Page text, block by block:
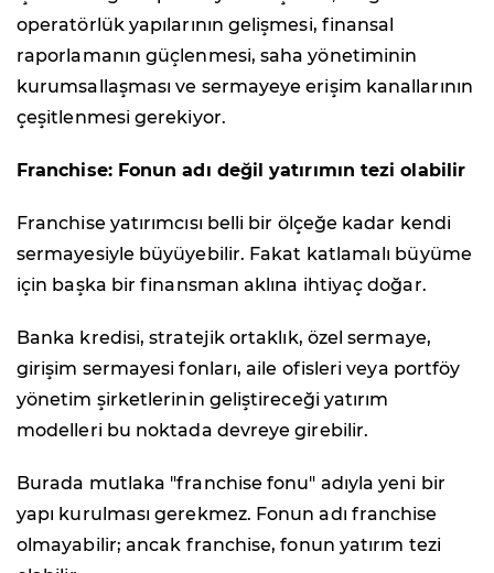
operatörlük yapılarının gelişmesi, finansal
raporlamanın güçlenmesi, saha yönetiminin
kurumsallaşması ve sermayeye erişim kanallarının
çeşitlenmesi gerekiyor.
Franchise: Fonun adı değil yatırımın tezi olabilir
Franchise yatırımcısı belli bir ölçeğe kadar kendi
sermayesiyle büyüyebilir. Fakat katlamalı büyüme
için başka bir finansman aklına ihtiyaç doğar.
Banka kredisi, stratejik ortaklık, özel sermaye,
girişim sermayesi fonları, aile ofisleri veya portföy
yönetim şirketlerinin geliştireceği yatırım
modelleri bu noktada devreye girebilir.
Burada mutlaka "franchise fonu" adıyla yeni bir
yapı kurulması gerekmez. Fonun adı franchise
olmayabilir; ancak franchise, fonun yatırım tezi